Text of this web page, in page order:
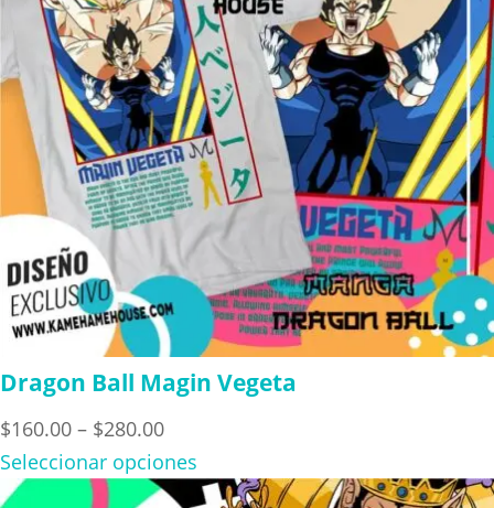
Dragon Ball Magin Vegeta
$160.00 – $280.00Price
range:
$160.00
Seleccionar opciones